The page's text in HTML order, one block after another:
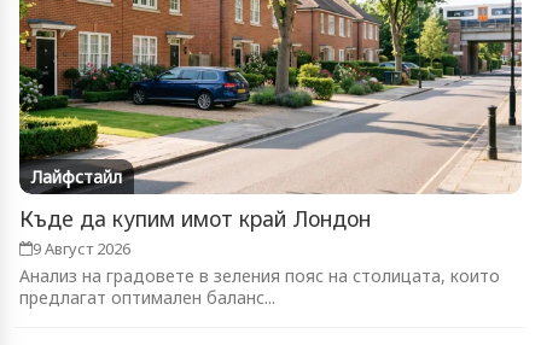
Лайфстайл
Къде да купим имот край Лондон
9 Август 2026
Анализ на градовете в зеления пояс на столицата, които
предлагат оптимален баланс...